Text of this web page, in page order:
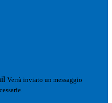
Verrà inviato un messaggio